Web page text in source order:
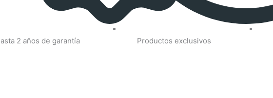
2 años de garantía Productos exclusivos